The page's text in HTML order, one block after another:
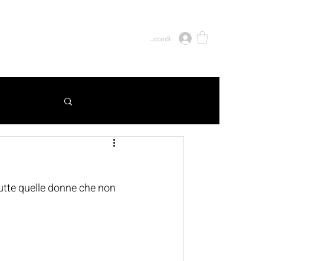
Accedi
quelle donne che non